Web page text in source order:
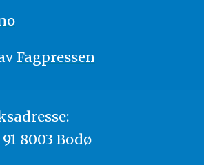
Fagpressen
8003 Bodø